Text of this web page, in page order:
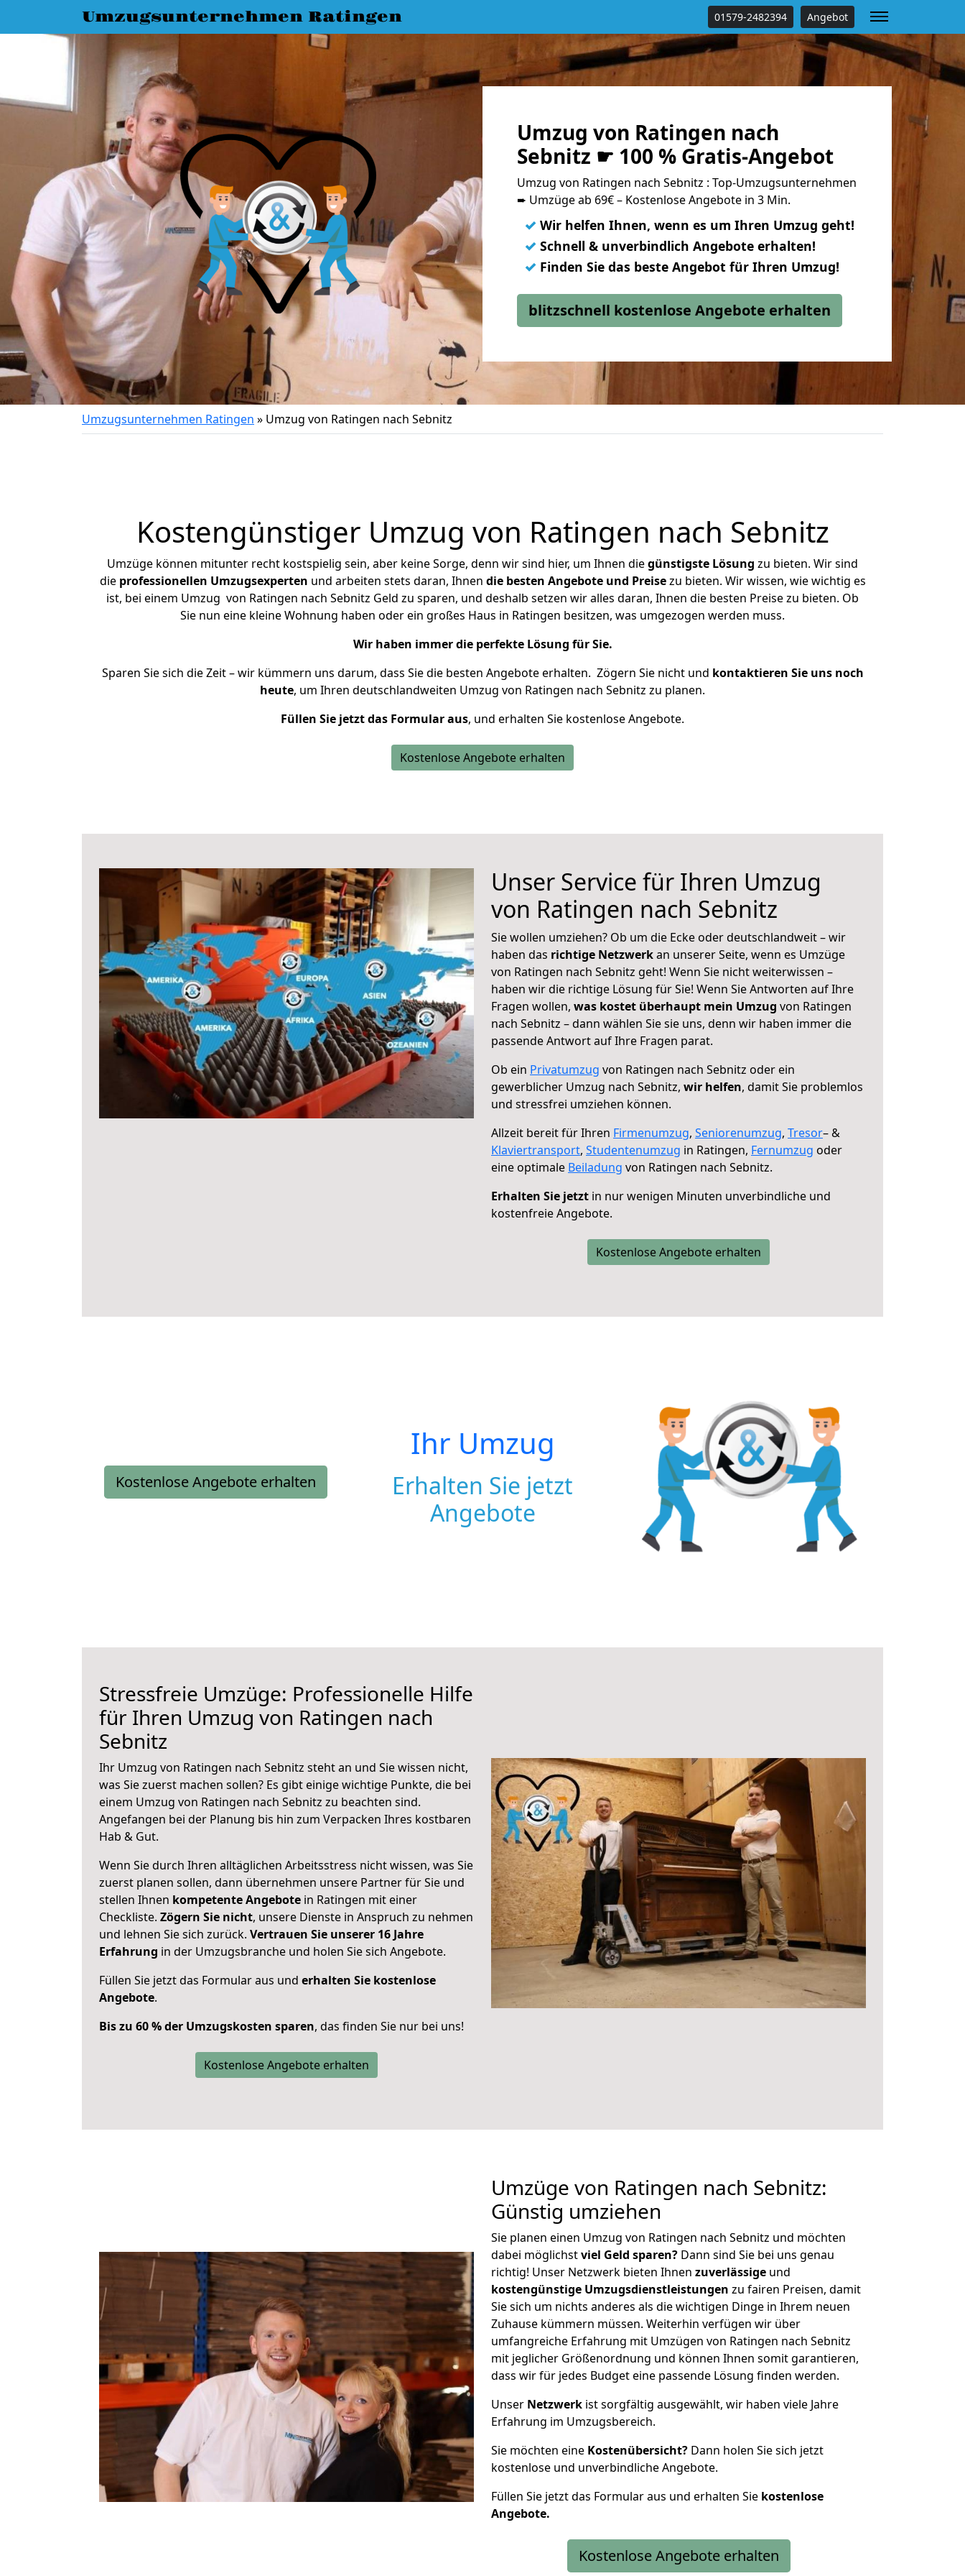
Umzugsunternehmen Ratingen 01579-2482394 Angebot
Umzug von Ratingen nach
Sebnitz ☛ 100 % Gratis-Angebot
Umzug von Ratingen nach Sebnitz : Top-Umzugsunternehmen
➨ Umzüge ab 69€ – Kostenlose Angebote in 3 Min.
✓ Wir helfen Ihnen, wenn es um Ihren Umzug geht!
✓ Schnell & unverbindlich Angebote erhalten!
✓ Finden Sie das beste Angebot für Ihren Umzug!
blitzschnell kostenlose Angebote erhalten
Umzugsunternehmen Ratingen » Umzug von Ratingen nach Sebnitz
Kostengünstiger Umzug von Ratingen nach Sebnitz
Umzüge können mitunter recht kostspielig sein, aber keine Sorge, denn wir sind hier, um Ihnen diegünstigste Lösung zu bieten. Wir sind
die professionellen Umzugsexperten und arbeiten stets daran, Ihnen die besten Angebote und Preisezu bieten. Wir wissen, wie wichtig es
ist, bei einem Umzug von Ratingen nach Sebnitz Geld zu sparen, und deshalb setzen wir alles daran, Ihnen die besten Preise zu bieten. Ob
Sie nun eine kleine Wohnung haben oder ein großes Haus in Ratingen besitzen, was umgezogen werden muss.
Wir haben immer die perfekte Lösung für Sie.
Sparen Sie sich die Zeit – wir kümmern uns darum, dass Sie die besten Angebote erhalten. Zögern Sie nicht und kontaktieren Sie uns noch
heute, um Ihren deutschlandweiten Umzug von Ratingen nach Sebnitz zu planen.
Füllen Sie jetzt das Formular aus, und erhalten Sie kostenlose Angebote.
Kostenlose Angebote erhalten
Unser Service für Ihren Umzug
von Ratingen nach Sebnitz
Sie wollen umziehen? Ob um die Ecke oder deutschlandweit – wir
haben das richtige Netzwerkan unserer Seite, wenn es Umzüge
von Ratingen nach Sebnitz geht! Wenn Sie nicht weiterwissen –
haben wir die richtige Lösung für Sie! Wenn Sie Antworten auf Ihre
Fragen wollen, was kostet überhaupt mein Umzug von Ratingen
nach Sebnitz – dann wählen Sie sie uns, denn wir haben immer die
passende Antwort auf Ihre Fragen parat.
Ob ein Privatumzug von Ratingen nach Sebnitz oder ein
gewerblicher Umzug nach Sebnitz, wir helfen, damit Sie problemlos
und stressfrei umziehen können.
Allzeit bereit für Ihren Firmenumzug, Seniorenumzug, Tresor– &
Klaviertransport, Studentenumzug in Ratingen, Fernumzug oder
eine optimale Beiladung von Ratingen nach Sebnitz.
Erhalten Sie jetzt in nur wenigen Minuten unverbindliche und
kostenfreie Angebote.
Kostenlose Angebote erhalten
Kostenlose Angebote erhalten
Ihr Umzug
Erhalten Sie jetzt
Angebote
Stressfreie Umzüge: Professionelle Hilfe
für Ihren Umzug von Ratingen nach
Sebnitz
Ihr Umzug von Ratingen nach Sebnitz steht an und Sie wissen nicht,
was Sie zuerst machen sollen? Es gibt einige wichtige Punkte, die bei
einem Umzug von Ratingen nach Sebnitz zu beachten sind.
Angefangen bei der Planung bis hin zum Verpacken Ihres kostbaren
Hab & Gut.
Wenn Sie durch Ihren alltäglichen Arbeitsstress nicht wissen, was Sie
zuerst planen sollen, dann übernehmen unsere Partner für Sie und
stellen Ihnen kompetente Angebote in Ratingen mit einer
Checkliste. Zögern Sie nicht, unsere Dienste in Anspruch zu nehmen
und lehnen Sie sich zurück. Vertrauen Sie unserer 16 Jahre
Erfahrung in der Umzugsbranche und holen Sie sich Angebote.
Füllen Sie jetzt das Formular aus und erhalten Sie kostenlose
Angebote.
Bis zu 60 % der Umzugskosten sparen, das finden Sie nur bei uns!
Kostenlose Angebote erhalten
Umzüge von Ratingen nach Sebnitz:
Günstig umziehen
Sie planen einen Umzug von Ratingen nach Sebnitz und möchten
dabei möglichstviel Geld sparen? Dann sind Sie bei uns genau
richtig! Unser Netzwerk bieten Ihnen zuverlässige und
kostengünstige Umzugsdienstleistungen zu fairen Preisen, damit
Sie sich um nichts anderes als die wichtigen Dinge in Ihrem neuen
Zuhause kümmern müssen. Weiterhin verfügen wir über
umfangreiche Erfahrung mit Umzügen von Ratingen nach Sebnitz
mit jeglicher Größenordnung und können Ihnen somit garantieren,
dass wir für jedes Budget eine passende Lösung finden werden.
Unser Netzwerk ist sorgfältig ausgewählt, wir haben viele Jahre
Erfahrung im Umzugsbereich.
Sie möchten eine Kostenübersicht? Dann holen Sie sich jetzt
kostenlose und unverbindliche Angebote.
Füllen Sie jetzt das Formular aus und erhalten Sie kostenlose
Angebote.
Kostenlose Angebote erhalten